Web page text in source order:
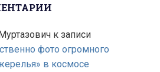
к записи
фото огромного
в космосе